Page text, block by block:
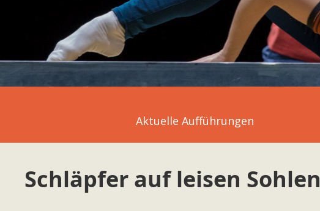
Aktuelle Aufführungen
Schläpfer auf leisen Sohlen